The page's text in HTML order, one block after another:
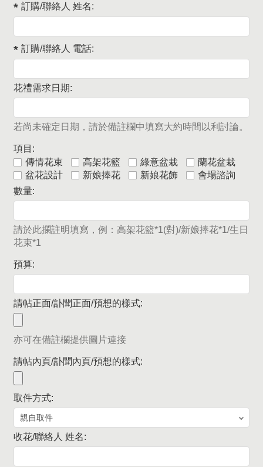
訂購/聯絡人 姓名:
訂購/聯絡人 電話:
花禮需求日期:
若尚未確定日期，請於備註欄中填寫大約時間以利討論。
項目:
傳情花束
高架花籃 綠意盆栽
蘭花盆栽
盆花設計
新娘捧花 新娘花飾
會場諮詢
數量:
請於此攔註明填寫，例：高架花籃*1(對)/新娘捧花*1/生日
花束*1
預算:
請帖正面/訃聞正面/預想的樣式:
亦可在備註欄提供圖片連接
請帖內頁/訃聞內頁/預想的樣式:
取件方式:
收花/聯絡人 姓名: